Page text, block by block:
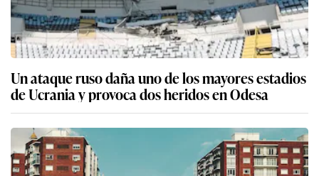
Un ataque ruso daña uno de los mayores estadios
de Ucrania y provoca dos heridos en Odesa